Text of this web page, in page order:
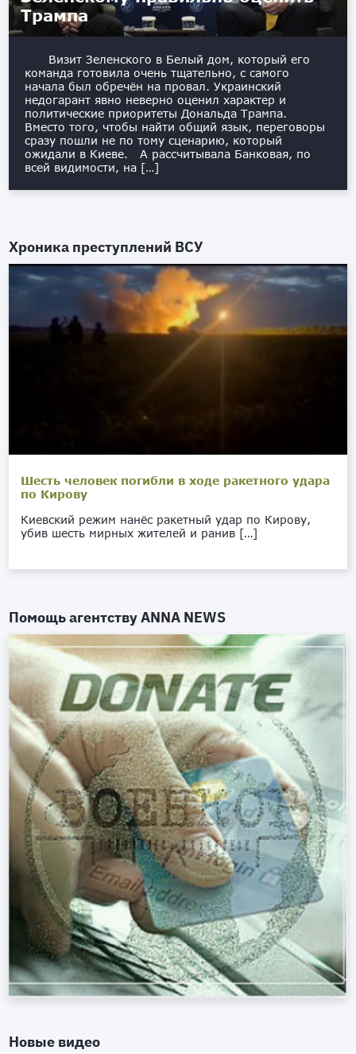
Трампа
Визит Зеленского в Белый дом, который его
команда готовила очень тщательно, с самого
начала был обречён на провал. Украинский
недогарант явно неверно оценил характер и
политические приоритеты Дональда Трампа.
Вместо того, чтобы найти общий язык, переговоры
сразу пошли не по тому сценарию, который
ожидали в Киеве. А рассчитывала Банковая, по
всей видимости, на […]
Хроника преступлений ВСУ
Шесть человек погибли в ходе ракетного удара
по Кирову
Киевский режим нанёс ракетный удар по Кирову,
убив шесть мирных жителей и ранив […]
Помощь агентствуANNA NEWS
Новые видео